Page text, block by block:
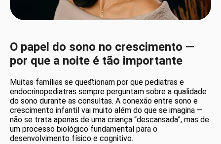
O papel do sono no crescimento —
por que a noite é tão importante
Muitas famílias se questionam por que pediatras e
endocrinopediatras sempre perguntam sobre a qualidade
do sono durante as consultas. A conexão entre sono e
crescimento infantil vai muito além do que se imagina —
não se trata apenas de uma criança “descansada”, mas de
um processo biológico fundamental para o
desenvolvimento físico e cognitivo.